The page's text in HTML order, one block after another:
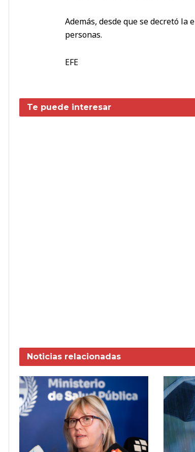
Además, desde que se decretó
personas.
EFE
Te puede interesar
Noticias relacionadas